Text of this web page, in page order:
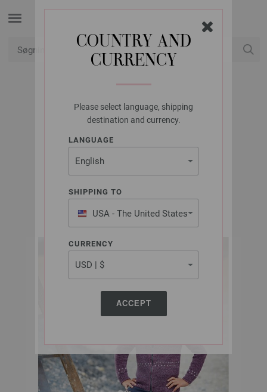
COUNTRY AND
CURRENCY
Please select language, shipping
destination and currency.
LANGUAGE
SHIPPING TO
USA - The United States
of America
CURRENCY
ACCEPT
LANA GROSSA
JAKKE ALTA MODA
ALPACA
FILATI Kids & Teens Udgave 4 (DK) | Model 57